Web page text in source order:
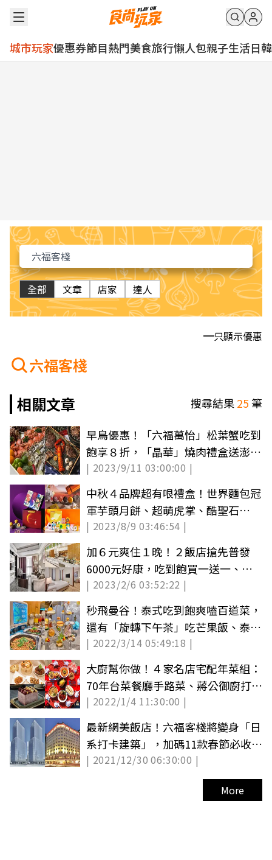
城市玩家優惠券節目熱門美食旅行懶人包親子生活日韓
全部 文章 店家 達人
只顯示優惠
六福客棧
相關文章
搜尋結果25筆
早鳥優惠！「六福萬怡」松葉蟹吃到
飽享８折，「晶華」燒肉禮盒送澎湖
海鮮組
| 2023/9/11 03:00:00 |
中秋４品牌超有哏禮盒！世界麵包冠
軍芋頭月餅、超萌虎掌、酷聖石
×LINE熊大
| 2023/8/9 03:46:54 |
加６元爽住１晚！２飯店搶先普發
6000元好康，吃到飽買一送一、免
費星宇機票
| 2023/2/6 03:52:22 |
秒飛曼谷！泰式吃到飽爽嗑百道菜，
還有「旋轉下午茶」吃芒果飯、泰奶
馬卡龍
| 2022/3/14 05:49:18 |
大廚幫你做！４家名店宅配年菜組：
70年台菜餐廳手路菜、蔣公御廚打造
菜單
| 2022/1/4 11:30:00 |
最新網美飯店！六福客棧將變身「日
系打卡建築」，加碼11款春節必收禮
盒
| 2021/12/30 06:30:00 |
More